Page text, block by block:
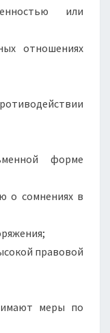
или
отношениях
форме
о сомнениях в
правовой
меры по